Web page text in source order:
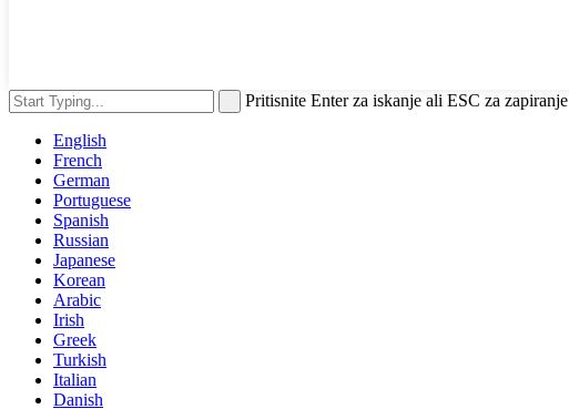
Pritisnite Enter za iskanje ali ESC za zapiranje
English
French
German
Portuguese
Spanish
Russian
Japanese
Korean
Arabic
Irish
Greek
Turkish
Italian
Danish